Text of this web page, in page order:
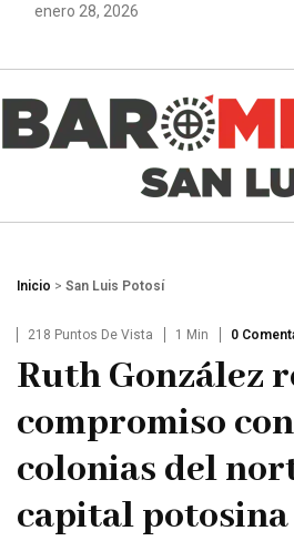
enero 28, 2026
Inicio > San Luis Potosí
218 Puntos De Vista 1 Min 0
Ruth González
compromiso
colonias del
capital potosina